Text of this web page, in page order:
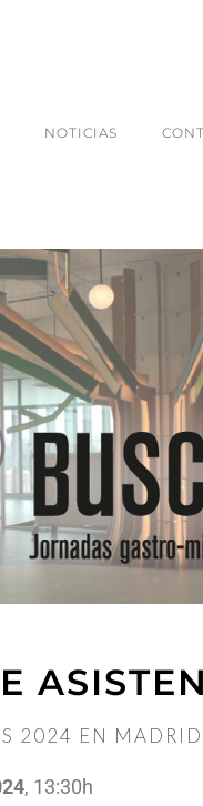
NOTICIAS
2024 EN MADRID
, 13:30h